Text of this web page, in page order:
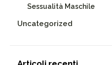
Sessualità Maschile
Uncategorized